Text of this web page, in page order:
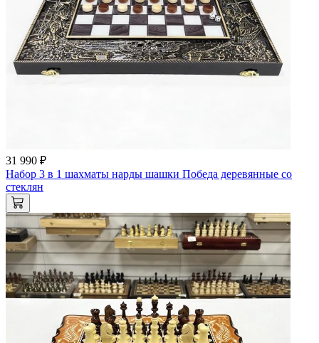
31 990 ₽
Набор 3 в 1 шахматы нарды шашки Победа деревянные со
стеклян